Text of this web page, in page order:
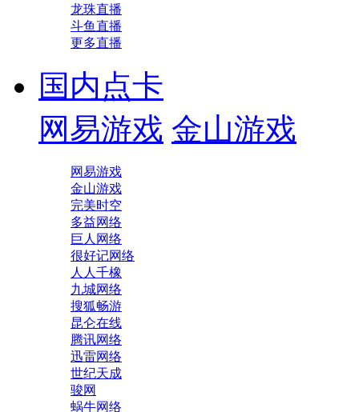
龙珠直播
斗鱼直播
更多直播
国内点卡
网易游戏 金山游戏
网易游戏
金山游戏
完美时空
多益网络
巨人网络
很好记网络
人人千橡
九城网络
搜狐畅游
昆仑在线
腾讯网络
迅雷网络
世纪天成
骏网
蜗牛网络